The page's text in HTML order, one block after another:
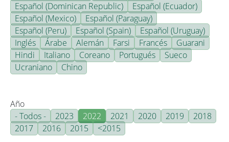
Español (Dominican Republic)
Español (Ecuador)
Español (Mexico)
Español (Paraguay)
Español (Peru)
Español (Spain)
Español (Uruguay)
Inglés
Árabe Alemán Farsi Francés
Guarani
Hindi
Italiano Coreano Portugués
Sueco
Ucraniano
Chino
Año
- Todos -
2023 2022 2021 2020 2019
2018
2017
2016 2015 <2015